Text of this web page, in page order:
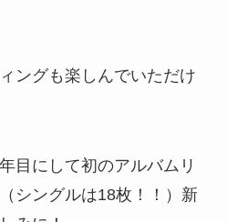
ングも楽しんでいただけ
目にして初のアルバムリ
シングルは18枚！！）新